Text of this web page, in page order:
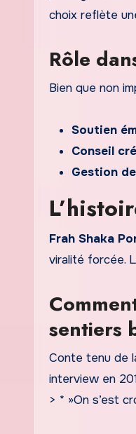
choix reflète
Rôle
Bien que non
Soutien
Conseil
Gestion
Frah Shaka
viralité forcée.
sentiers
Conte tenu de
interview en
> * »On s’est